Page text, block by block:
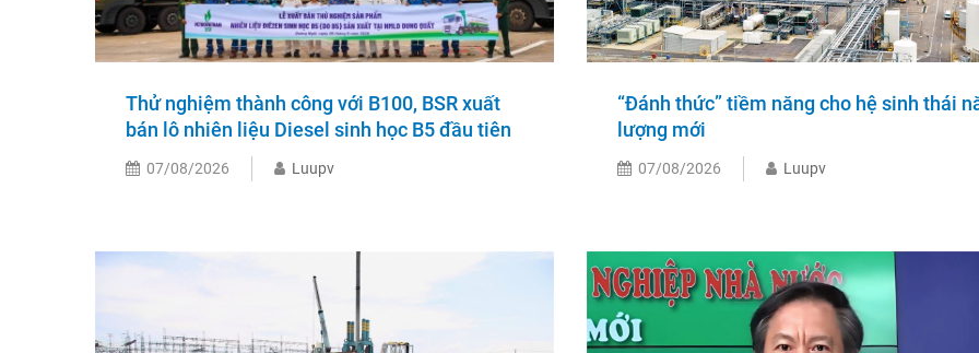
Thử nghiệm thành công với B100, BSR xuất
bán lô nhiên liệu Diesel sinh học B5 đầu tiên
07/08/2026 Luupv
“Đánh thức” tiềm năng cho hệ sinh thái
lượng mới
07/08/2026 Luupv